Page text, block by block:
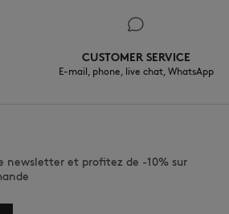
CUSTOMER SERVICE
E-mail, phone, live chat, WhatsApp
newsletter et profitez de -10% sur